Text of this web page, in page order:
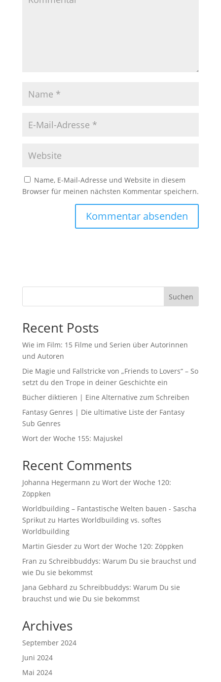
Name, E-Mail-Adresse und Website in diesem
Browser für meinen nächsten Kommentar speichern.
Suchen
Recent Posts
Wie im Film: 15 Filme und Serien über Autorinnen
und Autoren
Die Magie und Fallstricke von „Friends to Lovers“ – So
setzt du den Trope in deiner Geschichte ein
Bücher diktieren | Eine Alternative zum Schreiben
Fantasy Genres | Die ultimative Liste der Fantasy
Sub Genres
Wort der Woche 155: Majuskel
Recent Comments
Johanna Hegermann zu Wort der Woche 120:
Zöppken
Worldbuilding – Fantastische Welten bauen - Sascha
Sprikutzu Hartes Worldbuilding vs. softes
Worldbuilding
Martin Giesderzu Wort der Woche 120: Zöppken
Fran zu Schreibbuddys: Warum Du sie brauchst und
wie Du sie bekommst
Jana Gebhard zu Schreibbuddys: Warum Du sie
brauchst und wie Du sie bekommst
Archives
September 2024
Juni 2024
Mai 2024